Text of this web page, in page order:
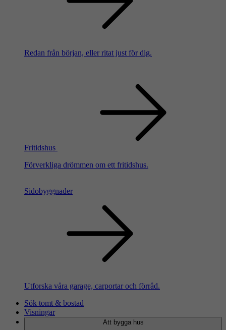
Redan från början, eller ritat just för dig.
Fritidshus
Förverkliga drömmen om ett fritidshus.
Sidobyggnader
Utforska våra garage, carportar och förråd.
Sök tomt & bostad
Visningar
Att bygga hus